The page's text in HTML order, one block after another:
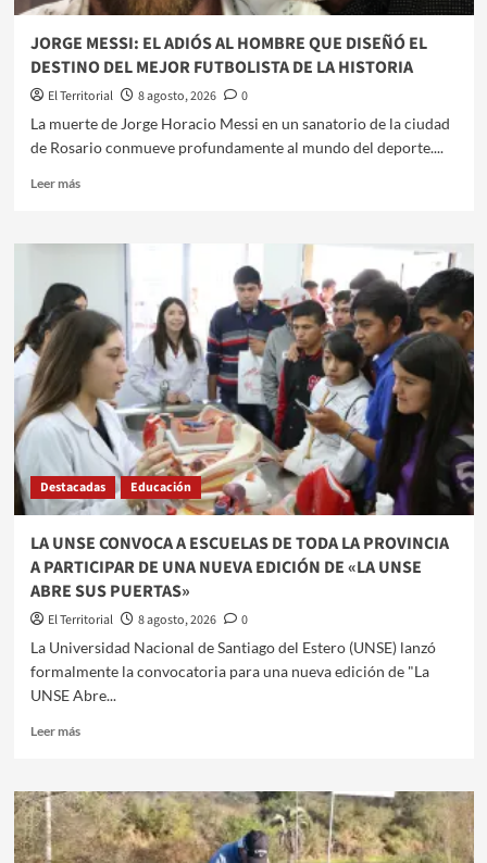
NATATORIO
DE
CIUDADES
JORGE MESSI: EL ADIÓS AL HOMBRE QUE DISEÑÓ EL
DESTINO DEL MEJOR FUTBOLISTA DE LA HISTORIA
El Territorial 8 agosto, 2026
0
La muerte de Jorge Horacio Messi en un sanatorio de la ciudad
de Rosario conmueve profundamente al mundo del deporte....
Leer másLeer
JORGE
EL
ADIÓS
HOMBRE
QUE
DISEÑÓ
EL
DESTINO
DEL
MEJOR
FUTBOLISTA
DE
HISTORIA
Destacadas Educación
LA UNSE CONVOCA A ESCUELAS DE TODA LA PROVINCIA
A PARTICIPAR DE UNA NUEVA EDICIÓN DE «LA UNSE
ABRE SUS PUERTAS»
El Territorial 8 agosto, 2026
0
La Universidad Nacional de Santiago del Estero (UNSE) lanzó
formalmente la convocatoria para una nueva edición de "La
UNSE Abre...
Leer másLeer
LA
UNSE
CONVOCA
A